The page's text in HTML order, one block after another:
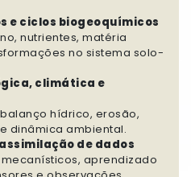
e ciclos biogeoquímicos
nutrientes, matéria
no sistema solo-
climática e
hídrico, erosão,
dinâmica ambiental.
assimilação de dados
aprendizado